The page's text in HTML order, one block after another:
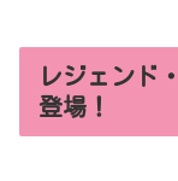
レジェンド
登場！